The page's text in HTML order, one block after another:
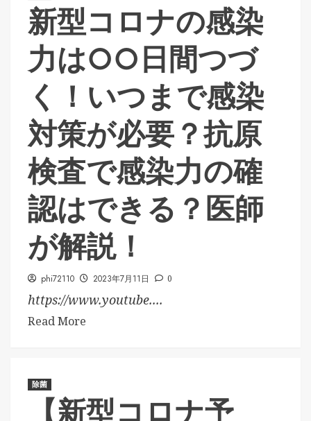
新型コロナの感染
力は○○日間つづ
く！いつまで感染
対策が必要？抗原
検査で感染力の確
認はできる？医師
が解説！
phi72110 2023年7月11日 0
https://www.youtube....
Read More
除菌
【新型コロナ予